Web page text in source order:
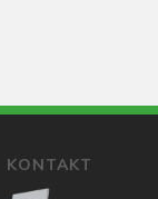
KONTAKT